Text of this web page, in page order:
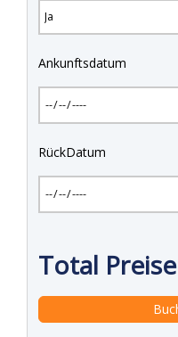
Ankunftsdatum
RückDatum
Total Preise